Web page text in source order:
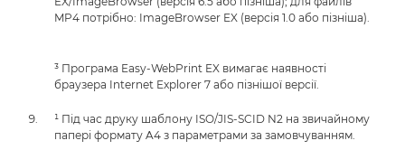
MP4 потрібно: ImageBrowser EX (версія 1.0 або пізніша).
³ Програма Easy-WebPrint EX вимагає наявності
браузера Internet Explorer 7 або пізнішої версії.
¹ Під час друку шаблону ISO/JIS-SCID N2 на звичайному
папері формату A4 з параметрами за замовчуванням.